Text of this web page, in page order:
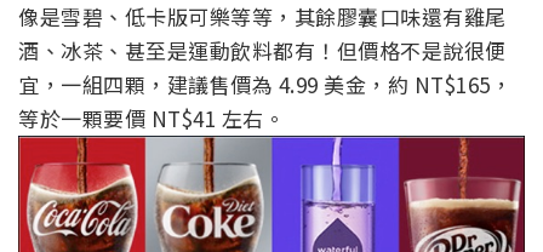
像是雪碧、低卡版可樂等等，其餘膠囊口味還有雞尾
酒、冰茶、甚至是運動飲料都有！但價格不是說很便
宜，一組四顆，建議售價為 4.99 美金，約 NT$165，
等於一顆要價 NT$41 左右。